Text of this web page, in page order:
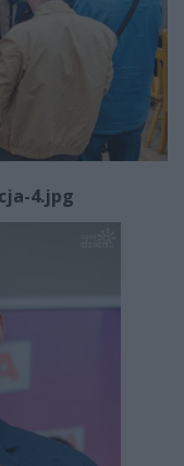
4.jpg